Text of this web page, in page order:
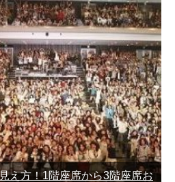
え方！1階座席から3階座席お